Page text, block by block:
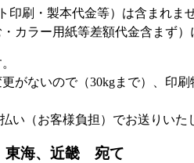
印刷・製本代金等）は含まれませ
カラー用紙等差額代金含まず）
がないので（30kgまで）、印
い（お客様負担）でお送りいた
東海、近畿 宛て